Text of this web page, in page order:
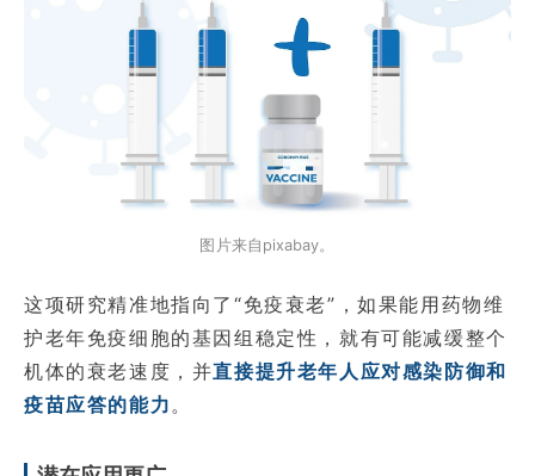
图片来自pixabay。
这项研究精准地指向了“免疫衰老”，如果能用药物维
护老年免疫细胞的基因组稳定性，就有可能减缓整个
机体的衰老速度，并直接提升老年人应对感染防御和
疫苗应答的能力。